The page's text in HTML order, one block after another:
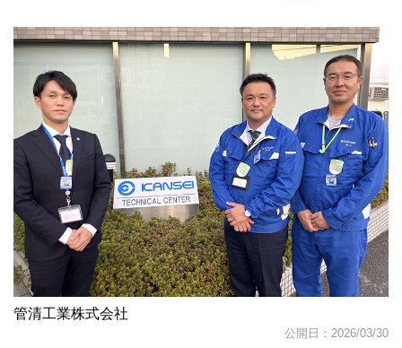
管清工業株式会社
公開日：2026/03/30